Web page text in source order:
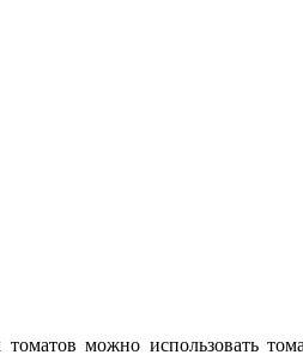
можно использовать